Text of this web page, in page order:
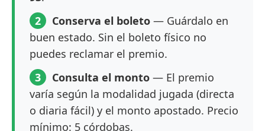
2
Conserva el boleto — Guárdalo en
buen estado. Sin el boleto físico no
puedes reclamar el premio.
3
Consulta el monto — El premio
varía según la modalidad jugada (directa
o diaria fácil) y el monto apostado. Precio
mínimo: 5 córdobas.